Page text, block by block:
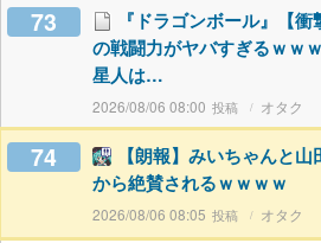
73
『ドラゴンボール』【
の戦闘力がヤバすぎるｗｗ
星人は…
2026/08/06 08:00 オタク
74
【朗報】みいちゃんと
から絶賛されるｗｗｗｗ
2026/08/06 08:05 オタク